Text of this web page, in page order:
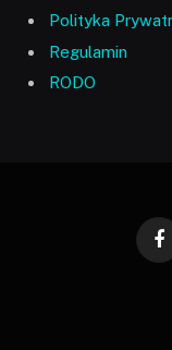
Polityka
Regulamin
RODO